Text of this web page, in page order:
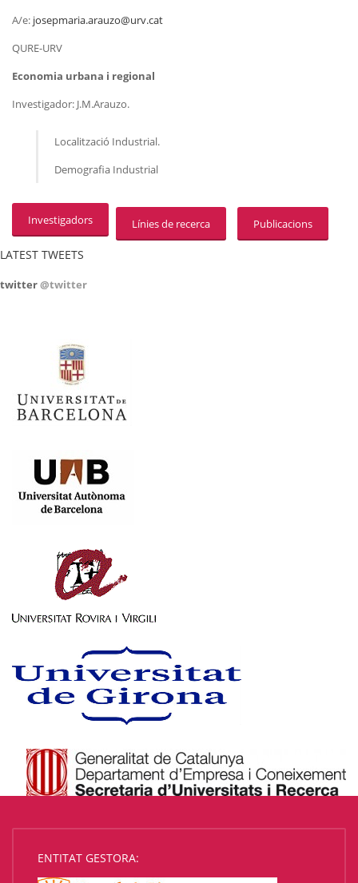
A/e: josepmaria.arauzo@urv.cat
QURE-URV
Economia urbana i regional
Investigador: J.M.Arauzo.
Localització Industrial.
Demografia Industrial
Investigadors Línies de recerca Publicacions
LATEST TWEETS
twitter@twitter
ENTITAT GESTORA: